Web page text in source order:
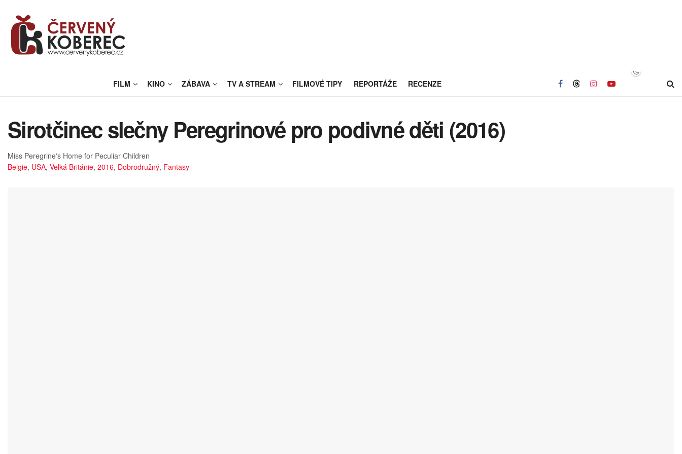
FILM KINO ZÁBAVA TV A STREAM FILMOVÉ TIPY REPORTÁŽE RECENZE
Sirotčinec slečny Peregrinové pro podivné děti (2016)
Miss Peregrine's Home for Peculiar Children
Belgie, USA, Velká Británie, 2016, Dobrodružný, Fantasy